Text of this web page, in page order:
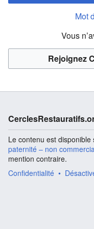
Mot
Vous
Rejoignez
Le contenu est disponible
paternité – non
mention contraire.
Confidentialité